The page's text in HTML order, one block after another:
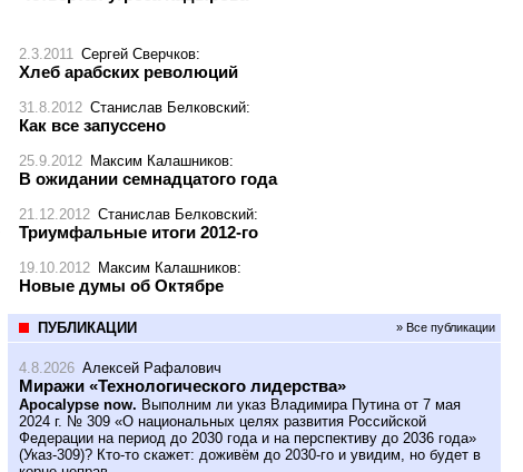
2.3.2011 Сергей Сверчков:
Хлеб арабских революций
31.8.2012 Станислав Белковский:
Как все запуссено
25.9.2012 Максим Калашников:
В ожидании семнадцатого года
21.12.2012 Станислав Белковский:
Триумфальные итоги 2012-го
19.10.2012 Максим Калашников:
Новые думы об Октябре
ПУБЛИКАЦИИ » Все публикации
4.8.2026 Алексей Рафалович
Миражи «Технологического лидерства»
Apocalypse now. Выполним ли указ Владимира Путина от 7 мая
2024 г. № 309 «О национальных целях развития Российской
Федерации на период до 2030 года и на перспективу до 2036 года»
(Указ-309)? Кто-то скажет: доживём до 2030-го и увидим, но будет в